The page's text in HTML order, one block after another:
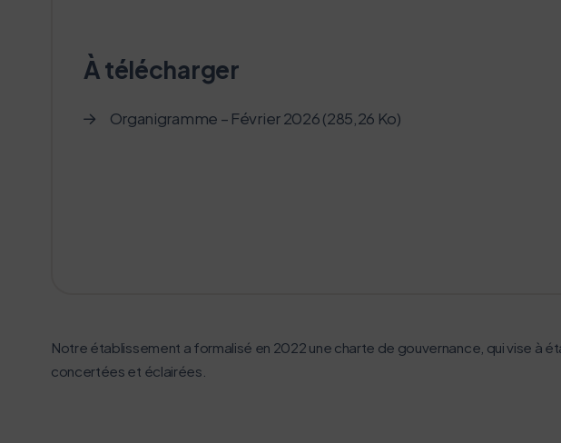
À télécharger
Organigramme – Février 2026 (285,26 Ko)
Notre établissement a formalisé en 2022 une charte de gouvernance, qui vise
concertées et éclairées.